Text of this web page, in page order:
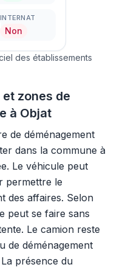
INTERNAT
Non
des établissements
zones de
à Objat
de déménagement
dans la commune à
Le véhicule peut
permettre le
des affaires. Selon
peut se faire sans
Le camion reste
de déménagement
présence du